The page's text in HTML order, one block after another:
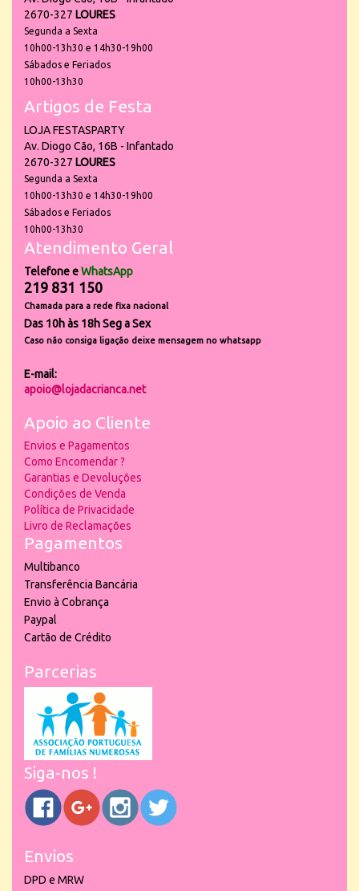
2670-327 LOURES
Segunda a Sexta
10h00-13h30 e 14h30-19h00
Sábados e Feriados
10h00-13h30
Artigos de Festa
LOJA FESTASPARTY
Av. Diogo Cão, 16B - Infantado
2670-327 LOURES
Segunda a Sexta
10h00-13h30 e 14h30-19h00
Sábados e Feriados
10h00-13h30
Atendimento Geral
Telefone eWhatsApp
219 831 150
Chamada para a rede fixa nacional
Das 10h às 18h Seg a Sex
Caso não consiga ligação deixe mensagem no whatsapp
E-mail:
apoio@lojadacrianca.net
Apoio ao Cliente
Envios e Pagamentos
Como Encomendar ?
Garantias e Devoluções
Condições de Venda
Política de Privacidade
Livro de Reclamações
Pagamentos
Multibanco
Transferência Bancária
Envio à Cobrança
Paypal
Cartão de Crédito
Parcerias
Siga-nos !
Envios
DPD e MRW